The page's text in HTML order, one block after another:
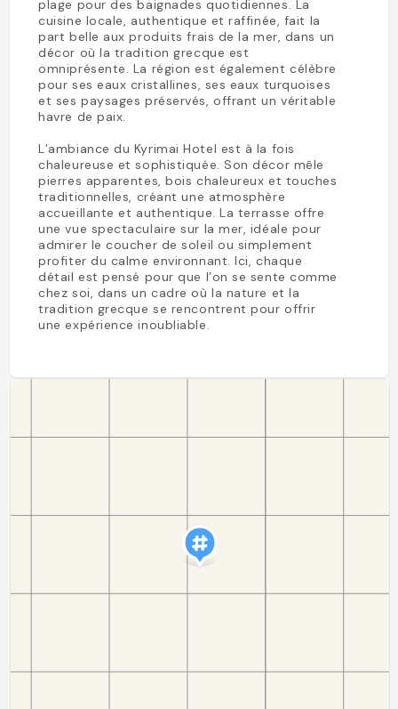
plage pour des baignades quotidiennes. La
cuisine locale, authentique et raffinée, fait la
part belle aux produits frais de la mer, dans un
décor où la tradition grecque est
omniprésente. La région est également célèbre
pour ses eaux cristallines, ses eaux turquoises
et ses paysages préservés, offrant un véritable
havre de paix.
L’ambiance du Kyrimai Hotel est à la fois
chaleureuse et sophistiquée. Son décor mêle
pierres apparentes, bois chaleureux et touches
traditionnelles, créant une atmosphère
accueillante et authentique. La terrasse offre
une vue spectaculaire sur la mer, idéale pour
admirer le coucher de soleil ou simplement
profiter du calme environnant. Ici, chaque
détail est pensé pour que l’on se sente comme
chez soi, dans un cadre où la nature et la
tradition grecque se rencontrent pour offrir
une expérience inoubliable.